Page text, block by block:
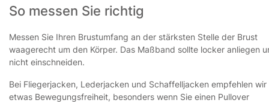
So messen Sie richtig
Messen Sie Ihren Brustumfang an der stärksten Stelle der Brust
waagerecht um den Körper. Das Maßband sollte locker anliegen
nicht einschneiden.
Bei Fliegerjacken, Lederjacken und Schaffelljacken empfehlen wir
etwas Bewegungsfreiheit, besonders wenn Sie einen Pullover